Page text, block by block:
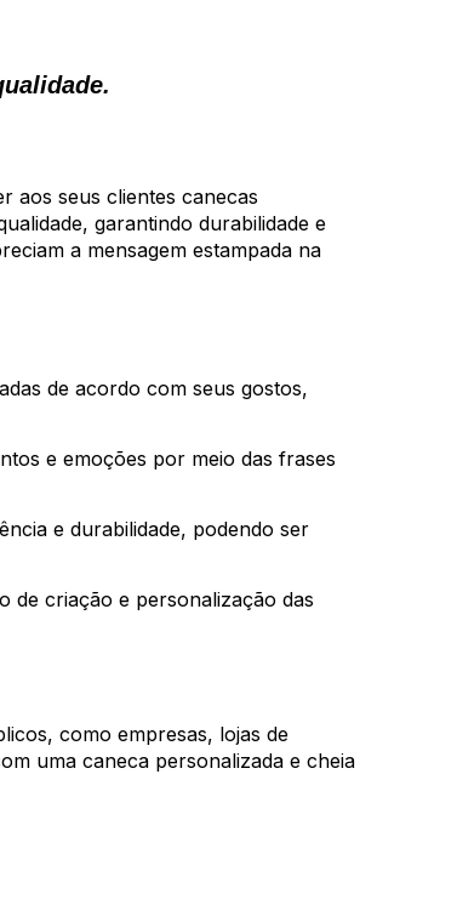
aos seus clientes canecas
garantindo durabilidade e
a mensagem estampada na
de acordo com seus gostos,
e emoções por meio das frases
e durabilidade, podendo ser
de criação e personalização das
como empresas, lojas de
uma caneca personalizada e cheia